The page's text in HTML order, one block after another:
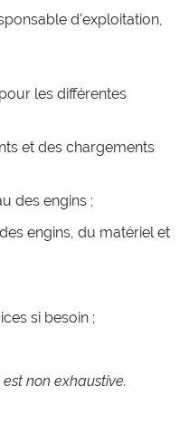
d'exploitation,
les différentes
et des chargements
des engins ;
engins, du matériel et
si besoin ;
non exhaustive.